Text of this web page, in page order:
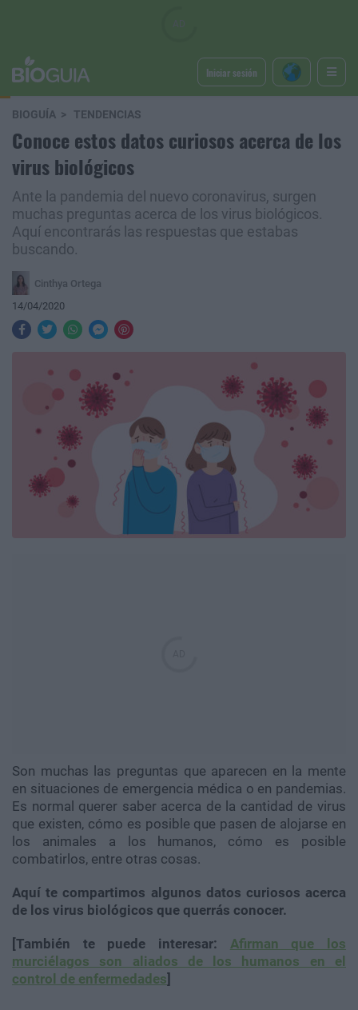
Iniciar sesión
BIOGUÍA TENDENCIAS
Conoce estos datos curiosos acerca de los
virus biológicos
Ante la pandemia del nuevo coronavirus, surgen
muchas preguntas acerca de los virus biológicos.
Aquí encontrarás las respuestas que estabas
buscando.
Cinthya Ortega
14/04/2020
Son muchas las preguntas que aparecen en la mente
en situaciones de emergencia médica o en pandemias.
Es normal querer saber acerca de la cantidad de virus
que existen, cómo es posible que pasen de alojarse en
los animales a los humanos, cómo es posible
combatirlos, entre otras cosas.
Aquí te compartimos algunos datos curiosos acerca
de los virus biológicos que querrás conocer.
[También te puede interesar: Afirman que los
murciélagos son aliados de los humanos en el
control de enfermedades]